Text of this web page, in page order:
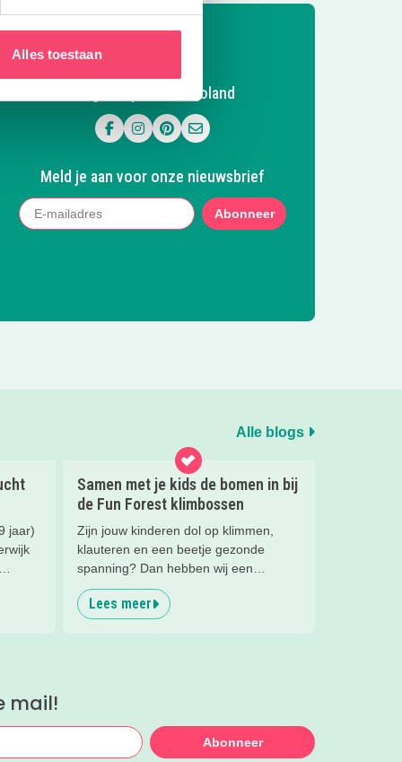
Alles toestaan
Volg Kidsproof Flevoland
Volg ons op Facebook
Volg ons op Instagram
Volg ons op Pinterest
Mail ons
Meld je aan voor onze nieuwsbrief
Abonneer
Alle blogs
jaar)
Samen met je kids de bomen in bij
de Fun Forest klimbossen
Zijn jouw kinderen dol op klimmen,
klauteren en een beetje gezonde
spanning? Dan hebben wij een
superleuke tip! Wij gingen op avontuur
bij een klimbos van Fun Forest en heel
Lees meer
mail!
Abonneer